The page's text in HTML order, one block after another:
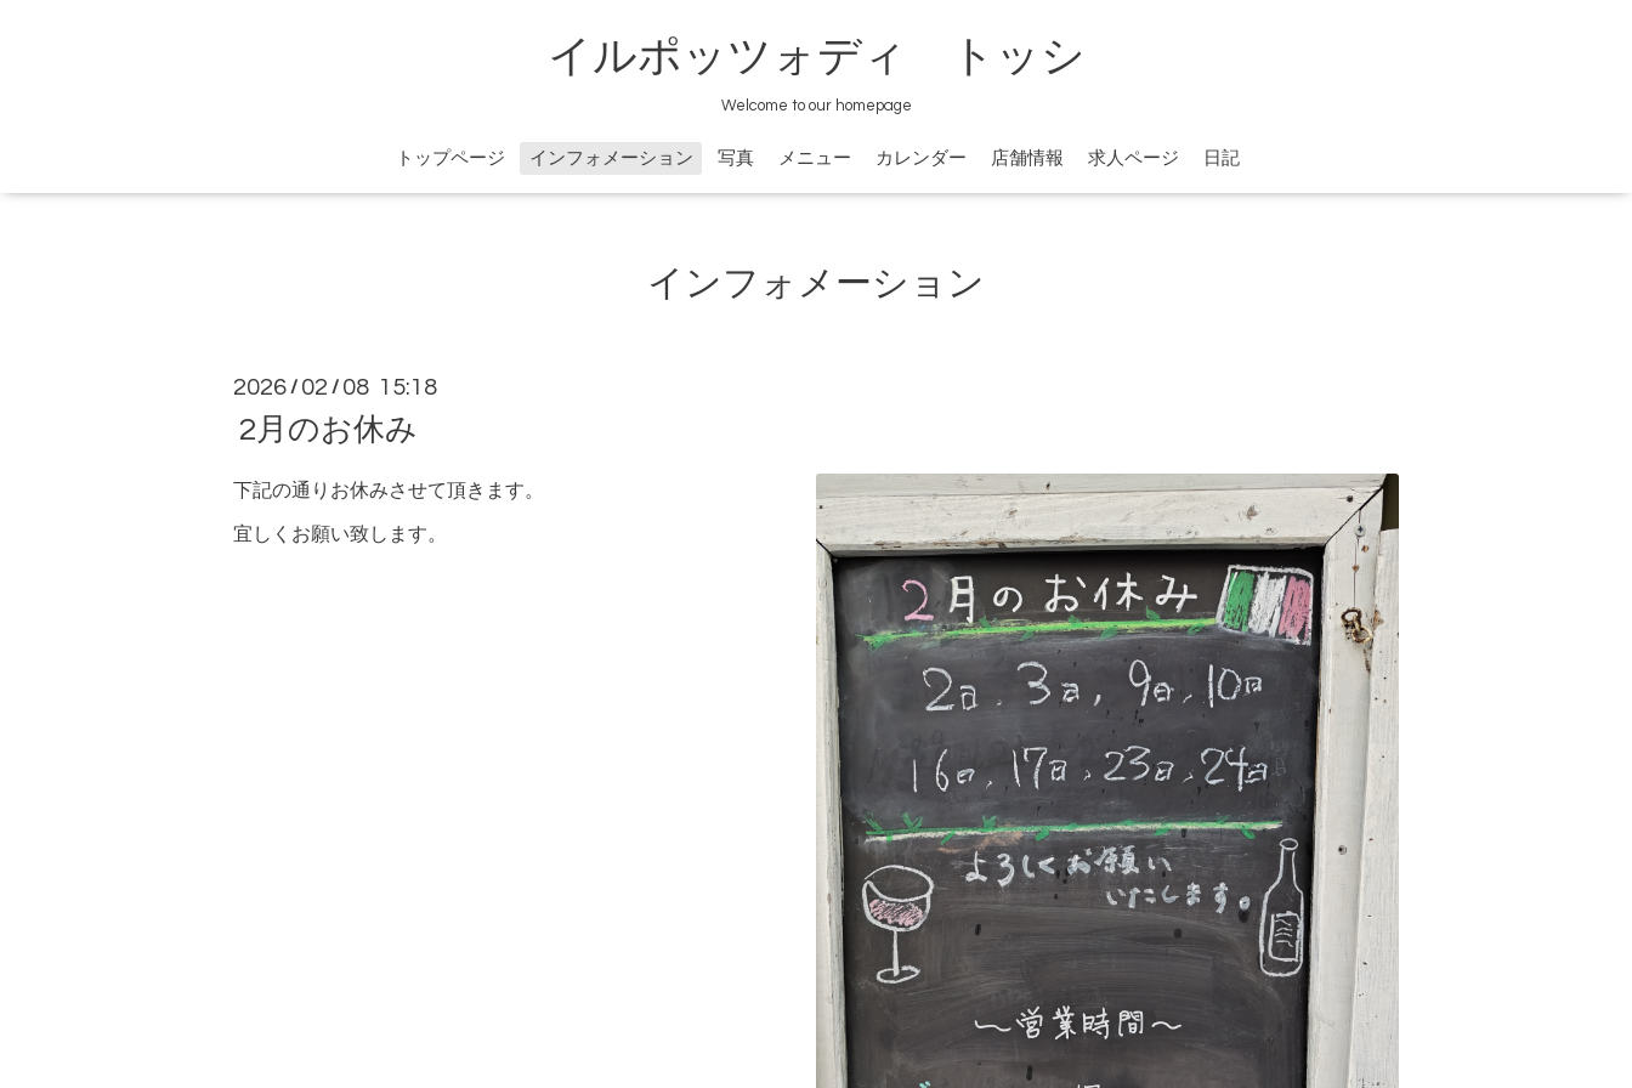
イルポッツォディ トッシ
Welcome to our homepage
トップページ インフォメーション 写真 メニュー カレンダー 店舗情報 求人ページ 日記
インフォメーション
2026 / 02 / 08 15:18
2月のお休み
下記の通りお休みさせて頂きます。
宜しくお願い致します。